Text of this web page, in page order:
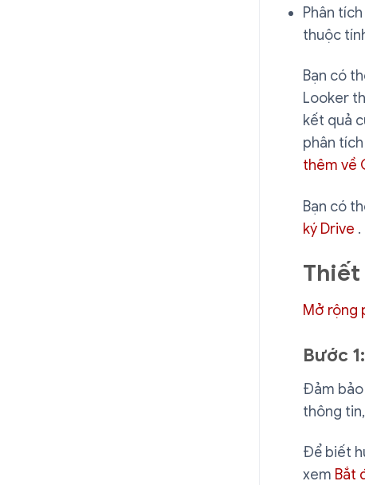
Phân
thuộc
Bạn có
Looker
kết quả
phân
thêm về
Bạn có
ký Drive .
Mở rộng
Bước
Đảm
thông
Để biết
xem Bắt